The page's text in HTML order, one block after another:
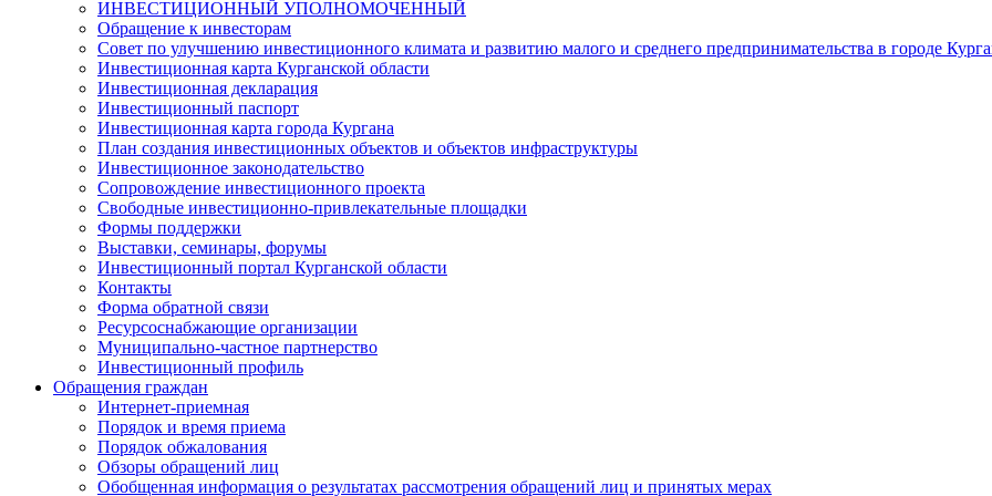
ИНВЕСТИЦИОННЫЙ УПОЛНОМОЧЕННЫЙ
Обращение к инвесторам
Совет по улучшению инвестиционного климата и развитию малого и среднего предпринимательства в городе
Инвестиционная карта Курганской области
Инвестиционная декларация
Инвестиционный паспорт
Инвестиционная карта города Кургана
План создания инвестиционных объектов и объектов инфраструктуры
Инвестиционное законодательство
Сопровождение инвестиционного проекта
Свободные инвестиционно-привлекательные площадки
Формы поддержки
Выставки, семинары, форумы
Инвестиционный портал Курганской области
Контакты
Форма обратной связи
Ресурсоснабжающие организации
Муниципально-частное партнерство
Инвестиционный профиль
Обращения граждан
Интернет-приемная
Порядок и время приема
Порядок обжалования
Обзоры обращений лиц
Обобщенная информация о результатах рассмотрения обращений лиц и принятых мерах